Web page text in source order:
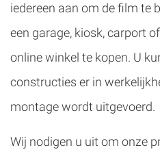
iedereen aan om de film te
een garage, kiosk, carport
online winkel te kopen. U
constructies er in
montage wordt uitgevoerd.
Wij nodigen u uit om onze